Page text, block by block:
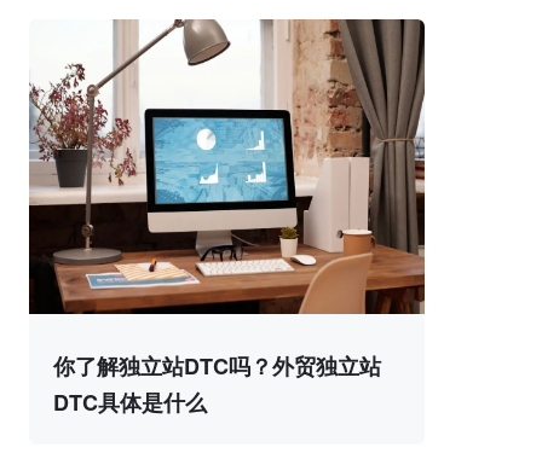
你了解独立站DTC吗？外贸独立站
DTC具体是什么